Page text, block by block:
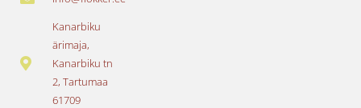
Kanarbiku
ärimaja,
Kanarbiku tn
2, Tartumaa
61709